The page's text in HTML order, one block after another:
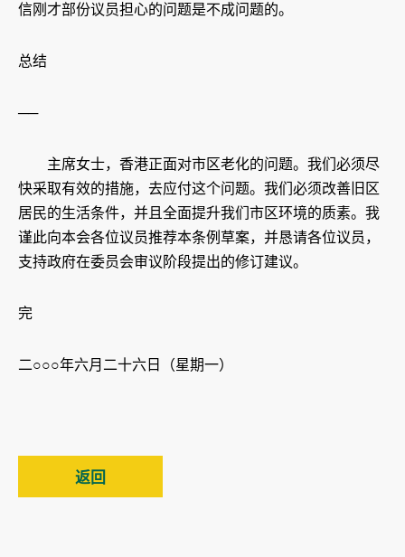
信刚才部份议员担心的问题是不成问题的。
总结
──
主席女士，香港正面对市区老化的问题。我们必须尽
快采取有效的措施，去应付这个问题。我们必须改善旧区
居民的生活条件，并且全面提升我们市区环境的质素。我
谨此向本会各位议员推荐本条例草案，并恳请各位议员，
支持政府在委员会审议阶段提出的修订建议。
完
二○○○年六月二十六日（星期一）
返回